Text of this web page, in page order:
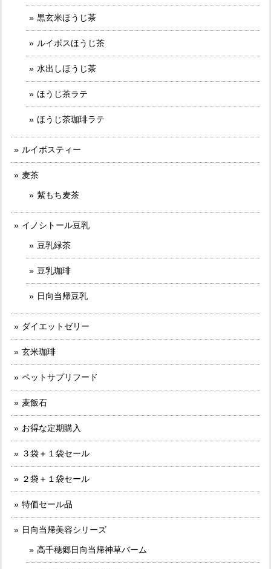
黒玄米ほうじ茶
ルイボスほうじ茶
水出しほうじ茶
ほうじ茶ラテ
ほうじ茶珈琲ラテ
ルイボスティー
麦茶
紫もち麦茶
イノシトール豆乳
豆乳緑茶
豆乳珈琲
日向当帰豆乳
ダイエットゼリー
玄米珈琲
ペットサプリフード
麦飯石
お得な定期購入
３袋＋１袋セール
２袋＋１袋セール
特価セール品
日向当帰美容シリーズ
高千穂郷日向当帰神草バーム